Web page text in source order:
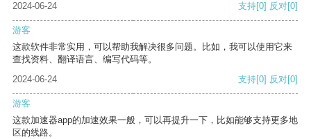
2024-06-24
支持[0] 反对[0]
游客
这款软件非常实用，可以帮助我解决很多问题。比如，我可以使用它来
查找资料、翻译语言、编写代码等。
2024-06-24
支持[0] 反对[0]
游客
这款加速器app的加速效果一般，可以再提升一下，比如能够支持更多地
区的线路。